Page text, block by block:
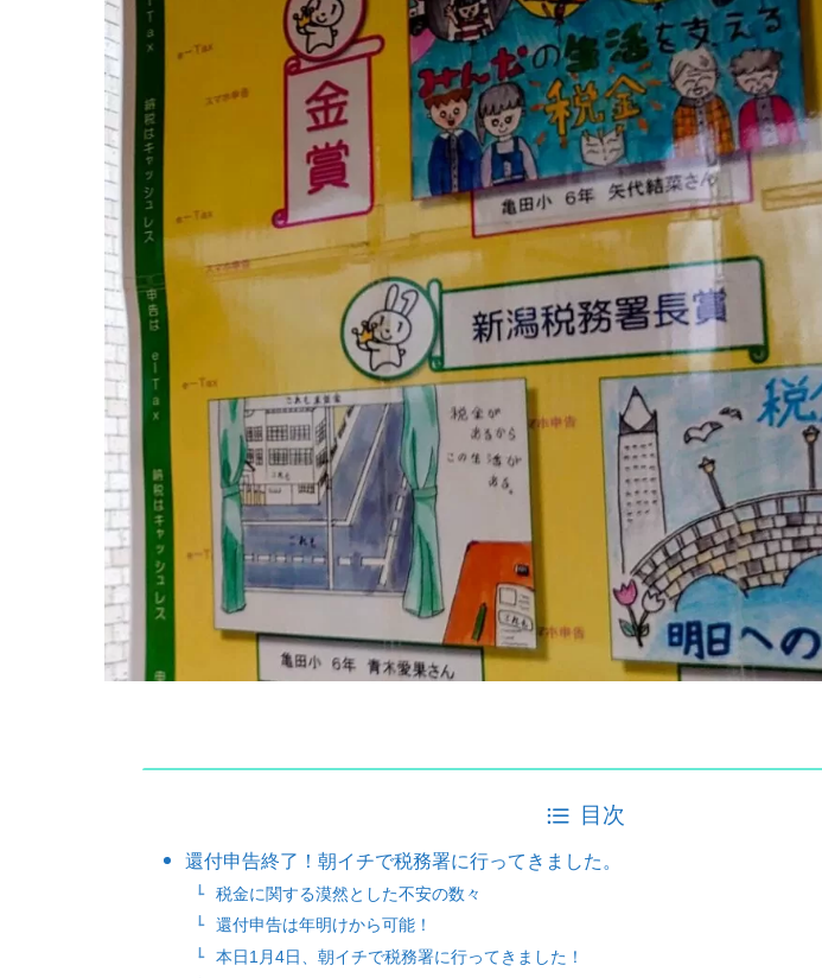
目次
還付申告終了！朝イチで税務署に行ってきました。
税金に関する漠然とした不安の数々
還付申告は年明けから可能！
本日1月4日、朝イチで税務署に行ってきました！